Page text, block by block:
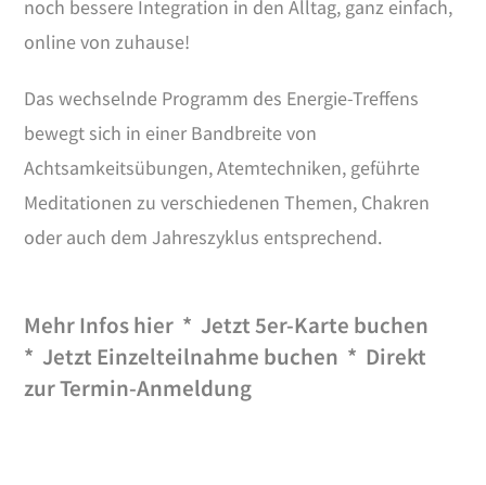
noch bessere Integration in den Alltag, ganz einfach,
online von zuhause!
Das wechselnde Programm des Energie-Treffens
bewegt sich in einer Bandbreite von
Achtsamkeitsübungen, Atemtechniken, geführte
Meditationen zu verschiedenen Themen, Chakren
oder auch dem Jahreszyklus entsprechend.
Mehr Infoshier * Jetzt 5er-Karte buchen
* Jetzt Einzelteilnahme buchen * Direkt
zur Termin-Anmeldung